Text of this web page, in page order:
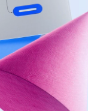
de texto.
que quieras
tienes
ventana.